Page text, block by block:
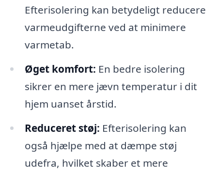
Efterisolering kan betydeligt reducere
varmeudgifterne ved at minimere
varmetab.
Øget komfort: En bedre isolering
sikrer en mere jævn temperatur i dit
hjem uanset årstid.
Reduceret støj: Efterisolering kan
også hjælpe med at dæmpe støj
udefra, hvilket skaber et mere